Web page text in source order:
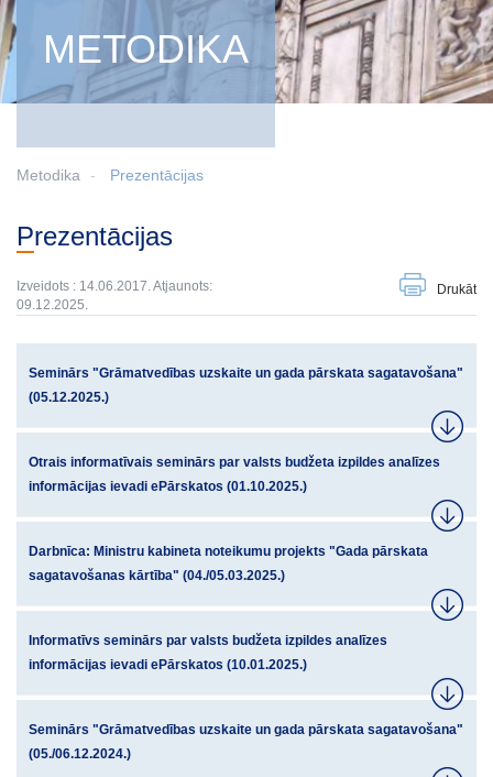
METODIKA
Metodika Prezentācijas
Prezentācijas
Izveidots : 14.06.2017. Atjaunots:
09.12.2025.
Drukāt
Seminārs "Grāmatvedības uzskaite un gada pārskata sagatavošana"
(05.12.2025.)
Otrais informatīvais seminārs par valsts budžeta izpildes analīzes
informācijas ievadi ePārskatos (01.10.2025.)
Darbnīca: Ministru kabineta noteikumu projekts "Gada pārskata
sagatavošanas kārtība" (04./05.03.2025.)
Informatīvs seminārs par valsts budžeta izpildes analīzes
informācijas ievadi ePārskatos (10.01.2025.)
Seminārs "Grāmatvedības uzskaite un gada pārskata sagatavošana"
(05./06.12.2024.)